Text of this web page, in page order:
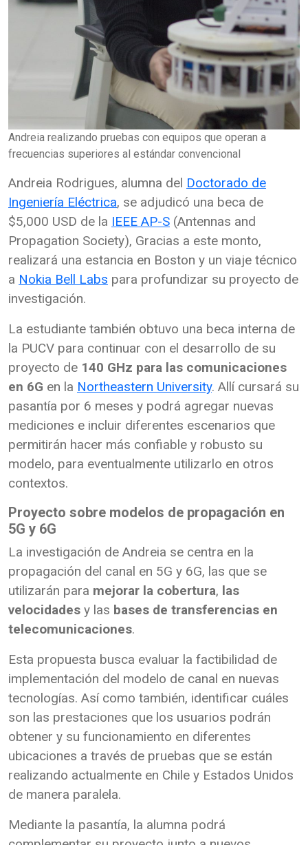
Andreia realizando pruebas con equipos que operan a
frecuencias superiores al estándar convencional
Andreia Rodrigues, alumna del Doctorado de
Ingeniería Eléctrica, se adjudicó una beca de
$5,000 USD de la IEEE AP-S (Antennas and
Propagation Society), Gracias a este monto,
realizará una estancia en Boston y un viaje técnico
a Nokia Bell Labs para profundizar su proyecto de
investigación.
La estudiante también obtuvo una beca interna de
la PUCV para continuar con el desarrollo de su
proyecto de 140 GHz para las comunicaciones
en 6G en la Northeastern University. Allí cursará su
pasantía por 6 meses y podrá agregar nuevas
mediciones e incluir diferentes escenarios que
permitirán hacer más confiable y robusto su
modelo, para eventualmente utilizarlo en otros
contextos.
Proyecto sobre modelos de propagación en
5G y 6G
La investigación de Andreia se centra en la
propagación del canal en 5G y 6G, las que se
utilizarán para mejorar la cobertura, las
velocidades y las bases de transferencias en
telecomunicaciones.
Esta propuesta busca evaluar la factibilidad de
implementación del modelo de canal en nuevas
tecnologías. Así como también, identificar cuáles
son las prestaciones que los usuarios podrán
obtener y su funcionamiento en diferentes
ubicaciones a través de pruebas que se están
realizando actualmente en Chile y Estados Unidos
de manera paralela.
Mediante la pasantía, la alumna podrá